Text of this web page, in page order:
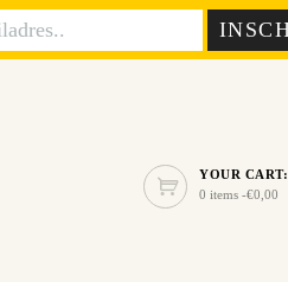
YOUR CART:
0 items -€0,00